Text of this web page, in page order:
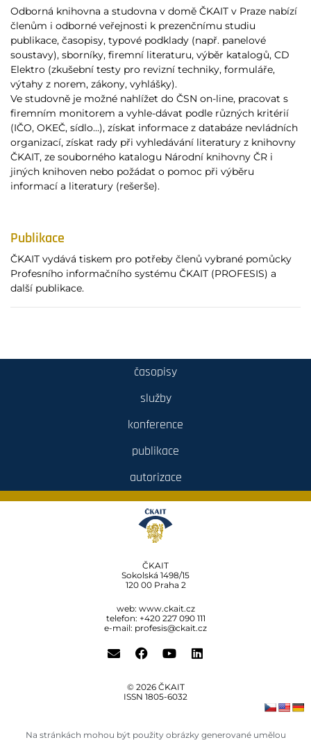
Odborná knihovna a studovna v domě ČKAIT v Praze nabízí
členům i odborné veřejnosti k prezenčnímu studiu
publikace, časopisy, typové podklady (např. panelové
soustavy), sborníky, firemní literaturu, výběr katalogů, CD
Elektro (zkušební testy pro revizní techniky, formuláře,
výtahy z norem, zákony, vyhlášky).
Ve studovně je možné nahlížet do ČSN on-line, pracovat s
firemním monitorem a vyhle-dávat podle různých kritérií
(IČO, OKEČ, sídlo…), získat informace z databáze nevládních
organizací, získat rady při vyhledávání literatury z knihovny
ČKAIT, ze souborného katalogu Národní knihovny ČR i
jiných knihoven nebo požádat o pomoc při výběru
informací a literatury (rešerše).
Publikace
ČKAIT vydává tiskem pro potřeby členů vybrané pomůcky
Profesního informačního systému ČKAIT (PROFESIS) a
další publikace.
časopisy
služby
konference
publikace
autorizace
ČKAIT
Sokolská 1498/15
120 00 Praha 2
web: www.ckait.cz
telefon: +420 227 090 111
e-mail: profesis@ckait.cz
© 2026 ČKAIT
ISSN 1805‑6032
Na stránkách mohou být použity obrázky generované umělou